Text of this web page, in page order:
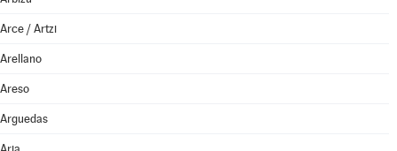
Arce / Artzi
Arellano
Areso
Arguedas